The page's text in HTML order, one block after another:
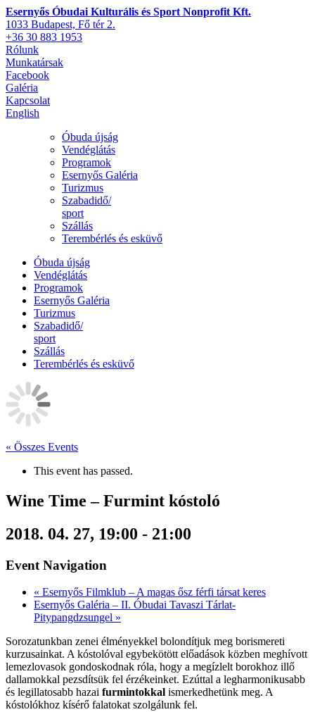
Esernyős Óbudai Kulturális és Sport Nonprofit Kft.
1033 Budapest, Fő tér 2.
+36 30 883 1953
Rólunk
Munkatársak
Facebook
Galéria
Kapcsolat
English
Óbuda újság
Vendéglátás
Programok
Esernyős Galéria
Turizmus
Szabadidő/
sport
Szállás
Terembérlés és esküvő
Óbuda újság
Vendéglátás
Programok
Esernyős Galéria
Turizmus
Szabadidő/
sport
Szállás
Terembérlés és esküvő
« Összes Events
This event has passed.
Wine Time – Furmint kóstoló
2018. 04. 27, 19:00 - 21:00
Event Navigation
« Esernyős Filmklub – A magas ősz férfi társat keres
Esernyős Galéria – II. Óbudai Tavaszi Tárlat-
Pitypangdzsungel »
Sorozatunkban zenei élményekkel bolondítjuk meg borismereti
kurzusainkat. A kóstolóval egybekötött előadások közben meghívott
lemezlovasok gondoskodnak róla, hogy a megízlelt borokhoz illő
dallamokkal pezsdítsük fel érzékeinket. Ezúttal a legharmonikusabb
és legillatosabb hazai furmintokkal ismerkedhetünk meg. A
kóstolókhoz kísérő falatokat szolgálunk fel.